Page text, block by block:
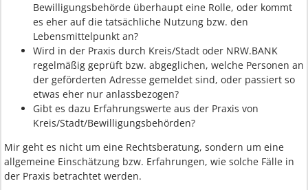
Bewilligungsbehörde überhaupt eine Rolle, oder kommt
es eher auf die tatsächliche Nutzung bzw. den
Lebensmittelpunkt an?
Wird in der Praxis durch Kreis/Stadt oder NRW.BANK
regelmäßig geprüft bzw. abgeglichen, welche Personen an
der geförderten Adresse gemeldet sind, oder passiert so
etwas eher nur anlassbezogen?
Gibt es dazu Erfahrungswerte aus der Praxis von
Kreis/Stadt/Bewilligungsbehörden?
Mir geht es nicht um eine Rechtsberatung, sondern um eine
allgemeine Einschätzung bzw. Erfahrungen, wie solche Fälle in
der Praxis betrachtet werden.